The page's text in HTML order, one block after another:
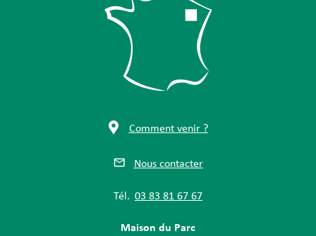
Comment venir ?
Nous contacter
Tél. 03 83 81 67 67
Maison du Parc